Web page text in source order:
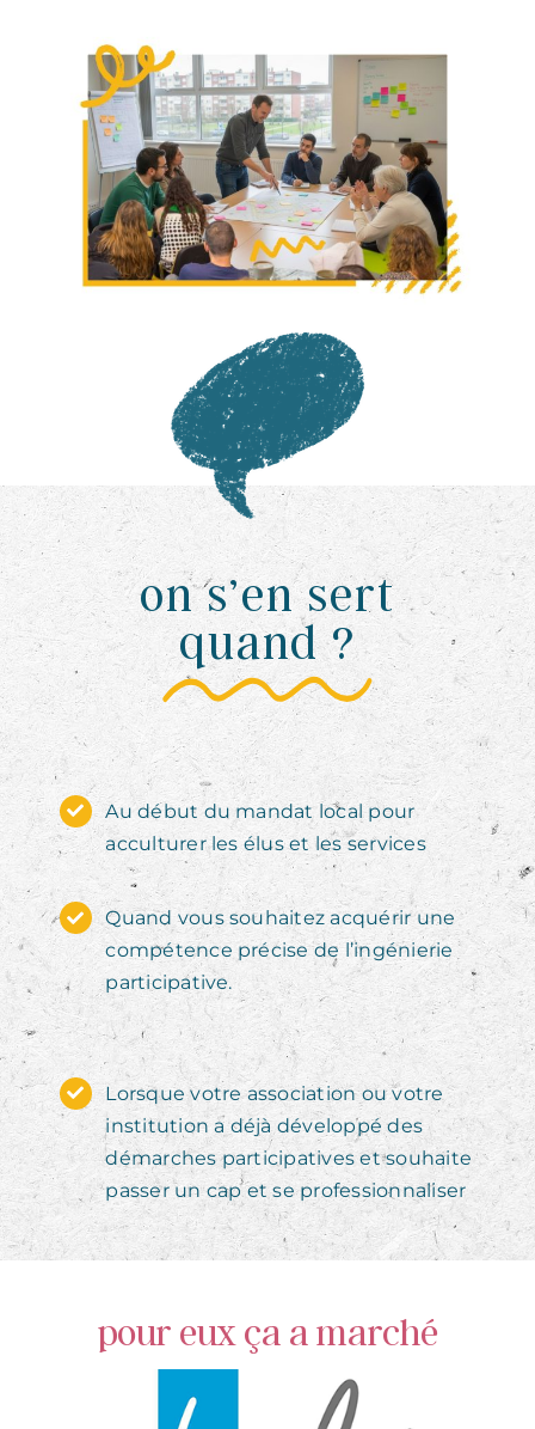
on s’en sert
quand ?
Au début du mandat local pour
acculturer les élus et les services
Quand vous souhaitez acquérir une
compétence précise de l’ingénierie
participative.
Lorsque votre association ou votre
institution a déjà développé des
démarches participatives et souhaite
passer un cap et se professionnaliser
pour eux ça a marché